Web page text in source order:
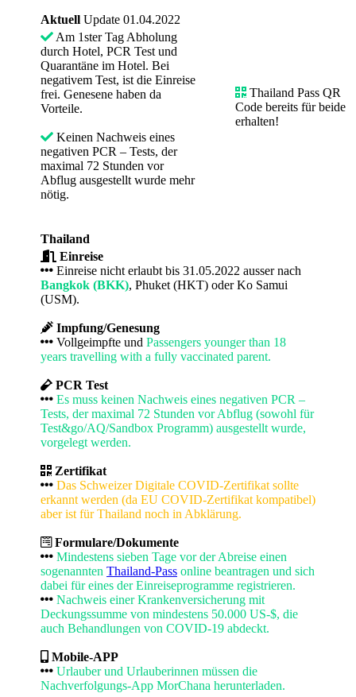
Aktuell Update 01.04.2022
Am 1ster Tag Abholung
durch Hotel, PCR Test und
Quarantäne im Hotel. Bei
negativem Test, ist die Einreise
frei. Genesene haben da
Vorteile.
Keinen Nachweis eines
negativen PCR – Tests, der
maximal 72 Stunden vor
Abflug ausgestellt wurde mehr
nötig.
Thailand Pass QR
Code bereits für beide
erhalten!
Thailand
Einreise
Einreise nicht erlaubt bis 31.05.2022 ausser nach
Bangkok (BKK), Phuket (HKT) oder Ko Samui
(USM).
Impfung/Genesung
Vollgeimpfte und Passengers younger than 18
years travelling with a fully vaccinated parent.
PCR Test
Es muss keinen Nachweis eines negativen PCR –
Tests, der maximal 72 Stunden vor Abflug (sowohl für
Test&go/AQ/Sandbox Programm) ausgestellt wurde,
vorgelegt werden.
Zertifikat
Das Schweizer Digitale COVID-Zertifikat sollte
erkannt werden (da EU COVID-Zertifikat kompatibel)
aber ist für Thailand noch in Abklärung.
Formulare/Dokumente
Mindestens sieben Tage vor der Abreise einen
sogenannten Thailand-Pass online beantragen und sich
dabei für eines der Einreiseprogramme registrieren.
Nachweis einer Krankenversicherung mit
Deckungssumme von mindestens 50.000 US-$, die
auch Behandlungen von COVID-19 abdeckt.
Mobile-APP
Urlauber und Urlauberinnen müssen die
Nachverfolgungs-App MorChana herunterladen.